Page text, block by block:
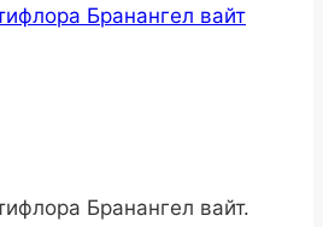
Бранангел вайт
Бранангел вайт.